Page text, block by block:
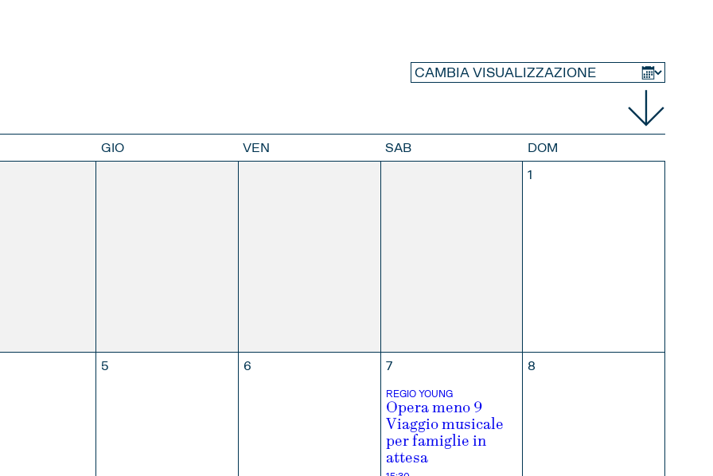
LUGLIOAGOSTO
GIO VEN SAB
DOM
1
5 6 7
REGIO YOUNG
Opera meno 9
Viaggio musicale
per famiglie in
attesa
8